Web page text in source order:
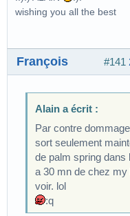
wishing you all the best
#141
François
Alain a écrit :
Par contre
sort seulement
de palm spring dans
a 30 mn de chez my
voir. lol
:q